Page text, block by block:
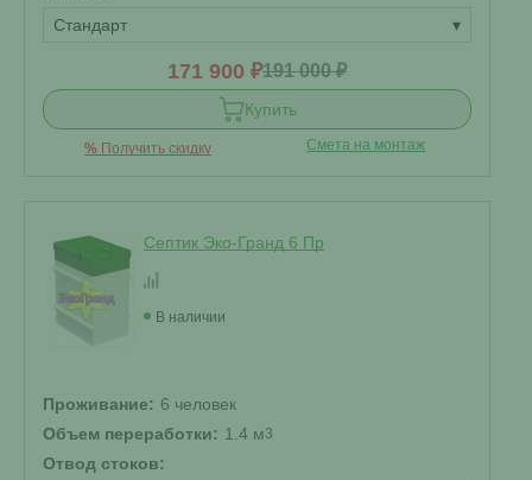
Стандарт
▾
171 900 ₽191 000 ₽
Купить
% Получить скидку Смета на монтаж
Септик Эко-Гранд 6 Пр
В наличии
Проживание: 6 человек
Объем переработки: 1.4 м3
Отвод стоков: